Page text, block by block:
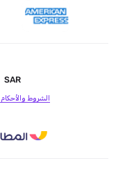
SAR
الشروط والأحكام